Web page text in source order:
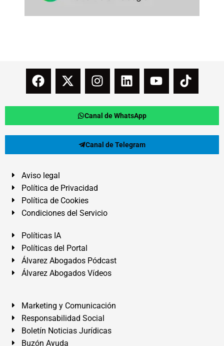
Canal de WhatsApp
Canal de Telegram
Aviso legal
Política de Privacidad
Política de Cookies
Condiciones del Servicio
Políticas IA
Políticas del Portal
Álvarez Abogados Pódcast
Álvarez Abogados Vídeos
Marketing y Comunicación
Responsabilidad Social
Boletín Noticias Jurídicas
Buzón Ayuda